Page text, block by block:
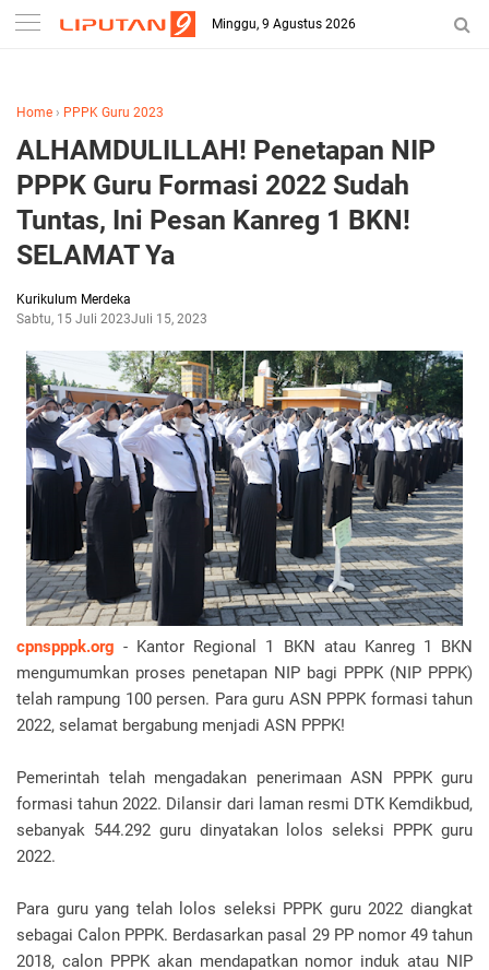
-->
Minggu, 9 Agustus 2026
Home › PPPK Guru 2023
ALHAMDULILLAH! Penetapan NIP
PPPK Guru Formasi 2022 Sudah
Tuntas, Ini Pesan Kanreg 1 BKN!
SELAMAT Ya
Kurikulum Merdeka
Sabtu, 15 Juli 2023Juli 15, 2023
cpnspppk.org - Kantor Regional 1 BKN atau Kanreg 1 BKN
mengumumkan proses penetapan NIP bagi PPPK (NIP PPPK)
telah rampung 100 persen. Para guru ASN PPPK formasi tahun
2022, selamat bergabung menjadi ASN PPPK!
Pemerintah telah mengadakan penerimaan ASN PPPK guru
formasi tahun 2022. Dilansir dari laman resmi DTK Kemdikbud,
sebanyak 544.292 guru dinyatakan lolos seleksi PPPK guru
2022.
Para guru yang telah lolos seleksi PPPK guru 2022 diangkat
sebagai Calon PPPK. Berdasarkan pasal 29 PP nomor 49 tahun
2018, calon PPPK akan mendapatkan nomor induk atau NIP